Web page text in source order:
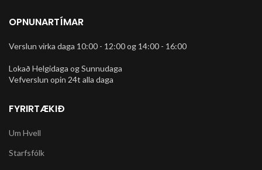
OPNUNARTÍMAR
Verslun virka daga 10:00 - 12:00 og 14:00 - 16:00
Lokað Helgidaga og Sunnudaga
Vefverslun opin 24t alla daga
FYRIRTÆKIÐ
Um Hvell
Starfsfólk